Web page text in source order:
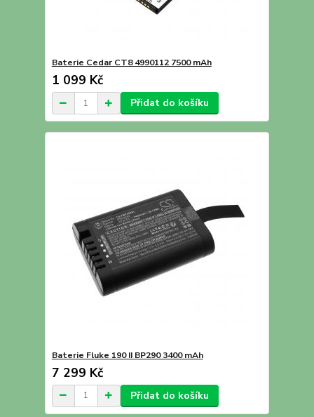
Baterie Cedar CT8 4990112 7500 mAh
1 099 Kč
Přidat do košíku
Baterie Fluke 190 II BP290 3400 mAh
7 299 Kč
Přidat do košíku